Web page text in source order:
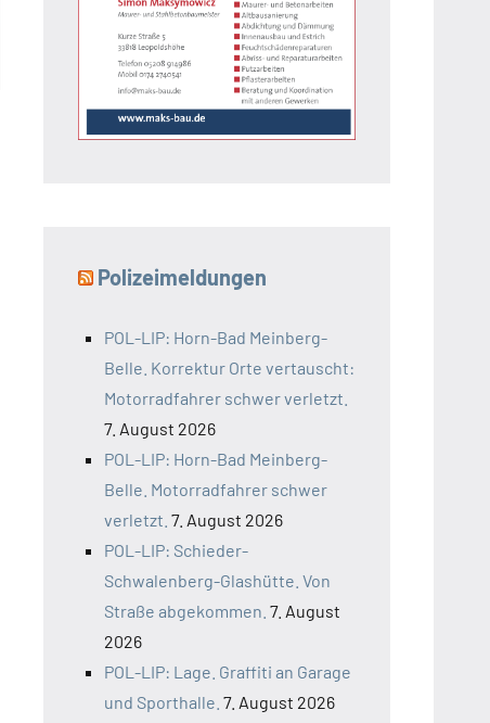
Polizeimeldungen
POL-LIP: Horn-Bad Meinberg-
Belle. Korrektur Orte vertauscht:
Motorradfahrer schwer verletzt.
7. August 2026
POL-LIP: Horn-Bad Meinberg-
Belle. Motorradfahrer schwer
verletzt. 7. August 2026
POL-LIP: Schieder-
Schwalenberg-Glashütte. Von
Straße abgekommen. 7. August
2026
POL-LIP: Lage. Graffiti an Garage
und Sporthalle. 7. August 2026